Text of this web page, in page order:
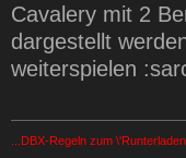
Cavalery mit 2
dargestellt
weiterspielen
...DBX-Regeln zum